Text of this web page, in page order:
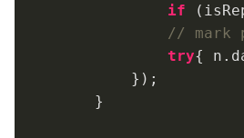
if
// mark
try{
        });
    }